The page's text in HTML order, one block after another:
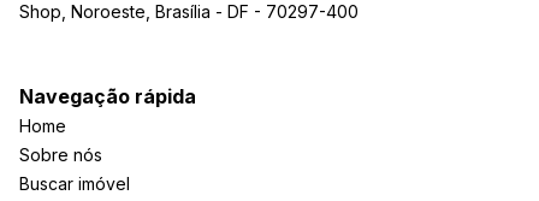
Shop, Noroeste, Brasília - DF - 70297-400
Navegação rápida
Home
Sobre nós
Buscar imóvel